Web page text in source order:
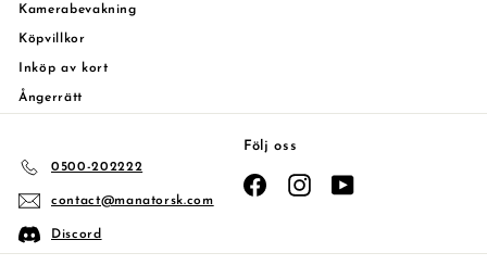
Kamerabevakning
Köpvillkor
Inköp av kort
Ångerrätt
0500-202222
contact@manatorsk.com
Discord
Följ oss
FacebookInstagram